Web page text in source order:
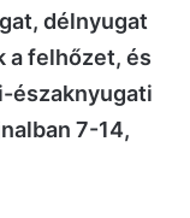
délnyugat
a felhőzet, és
északnyugati
7-14,